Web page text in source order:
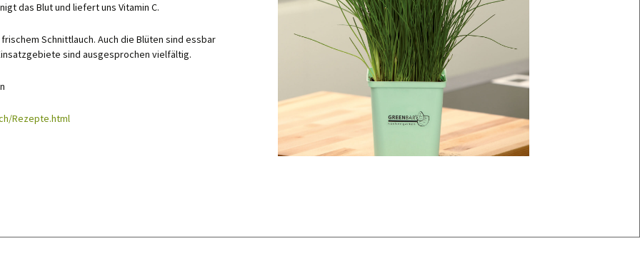
das Blut und liefert uns Vitamin C.
Schnittlauch. Auch die Blüten sind essbar
sind ausgesprochen vielfältig.
Rezepte.html